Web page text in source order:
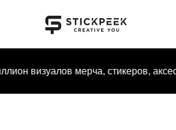
аксессуаров от